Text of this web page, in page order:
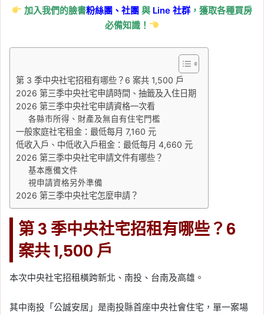
加入我們的臉書粉絲團、社團與 Line社群 ，獲取各種買房
必備知識！
第 3 季中央社宅招租有哪些？6 案共 1,500 戶
2026 第三季中央社宅申請時間、抽籤及入住日期
2026 第三季中央社宅申請資格一次看
各縣市所得、財產及無自有住宅門檻
一般家庭社宅租金：最低每月 7,160 元
低收入戶、中低收入戶租金：最低每月 4,660 元
2026 第三季中央社宅申請文件有哪些？
基本應備文件
視申請資格另外準備
2026 第三季中央社宅怎麼申請？
第 3 季中央社宅招租有哪些？6
案共 1,500 戶
本次中央社宅招租橫跨新北、南投、台南及高雄。
其中南投「公誠安居」是南投縣首座中央社會住宅，單一案場